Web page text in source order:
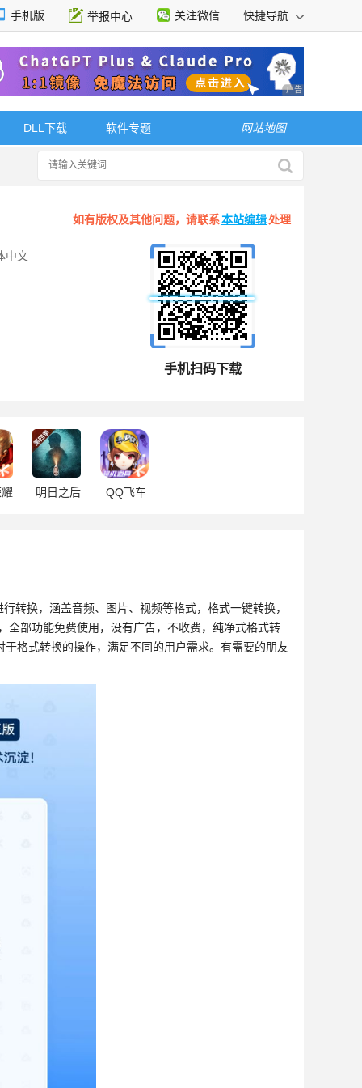
手机版 举报中心 关注微信 快捷导航
广告 商业广告，理
DLL下载 软件专题 网站地图
如有版权及其他问题，请联系本站编辑处理
中文
手机扫码下载
明日之后 QQ飞车
转换，涵盖音频、图片、视频等格式，格式一键转换，
全部功能免费使用，没有广告，不收费，纯净式格式转
格式转换的操作，满足不同的用户需求。有需要的朋友